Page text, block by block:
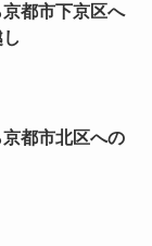
都市下京区へ
都市北区への